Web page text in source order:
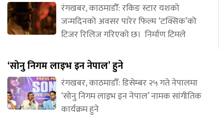
रंगखबर, काठमाडौँ: रकिङ स्टार यशको
जन्मदिनको अवसर पारेर फिल्म ‘टक्सिक’को
टिजर रिलिज गरिएको छ। निर्माण टिमले
‘सोनु निगम लाइभ इन नेपाल’ हुने
रंगखबर, काठमाडौँ: डिसेम्बर २५ गते नेपालमा
‘सोनु निगम लाइभ इन नेपाल’ नामक सांगीतिक
कार्यक्रम हुने